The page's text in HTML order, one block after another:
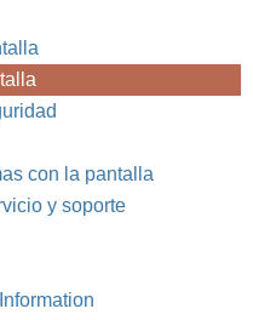
con la pantalla
y soporte